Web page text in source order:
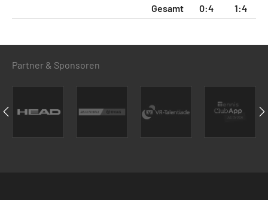
Gesamt
0:4 1:4
Partner & Sponsoren